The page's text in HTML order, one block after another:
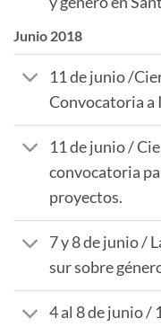
Junio 2018
11 de junio /
Convocatoria a
11 de junio /
convocatoria
proyectos.
7 y 8 de junio /
sur sobre
4 al 8 de junio /